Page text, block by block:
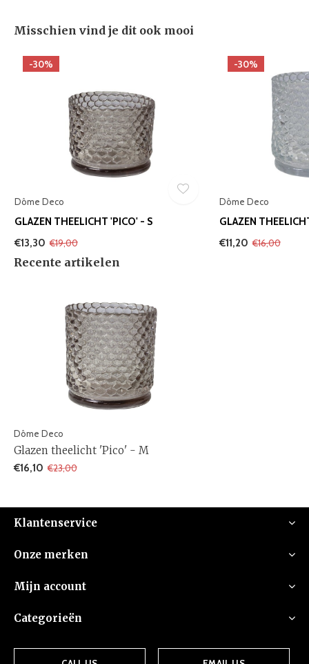
Misschien vind je dit ook mooi
-30%
Dôme Deco
GLAZEN THEELICHT 'PICO' - S
€13,30 €19,00
-30%
Dôme Deco
GLAZEN
€11,20 €16,00
Recente artikelen
Dôme Deco
Glazen theelicht 'Pico' - M
€16,10 €23,00
Klantenservice
Onze merken
Mijn account
Categorieën